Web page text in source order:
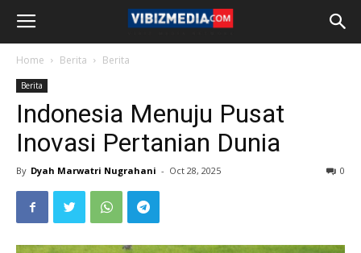
Home Berita Berita
Berita
Indonesia Menuju Pusat
Inovasi Pertanian Dunia
By Dyah Marwatri Nugrahani - Oct 28, 2025 0